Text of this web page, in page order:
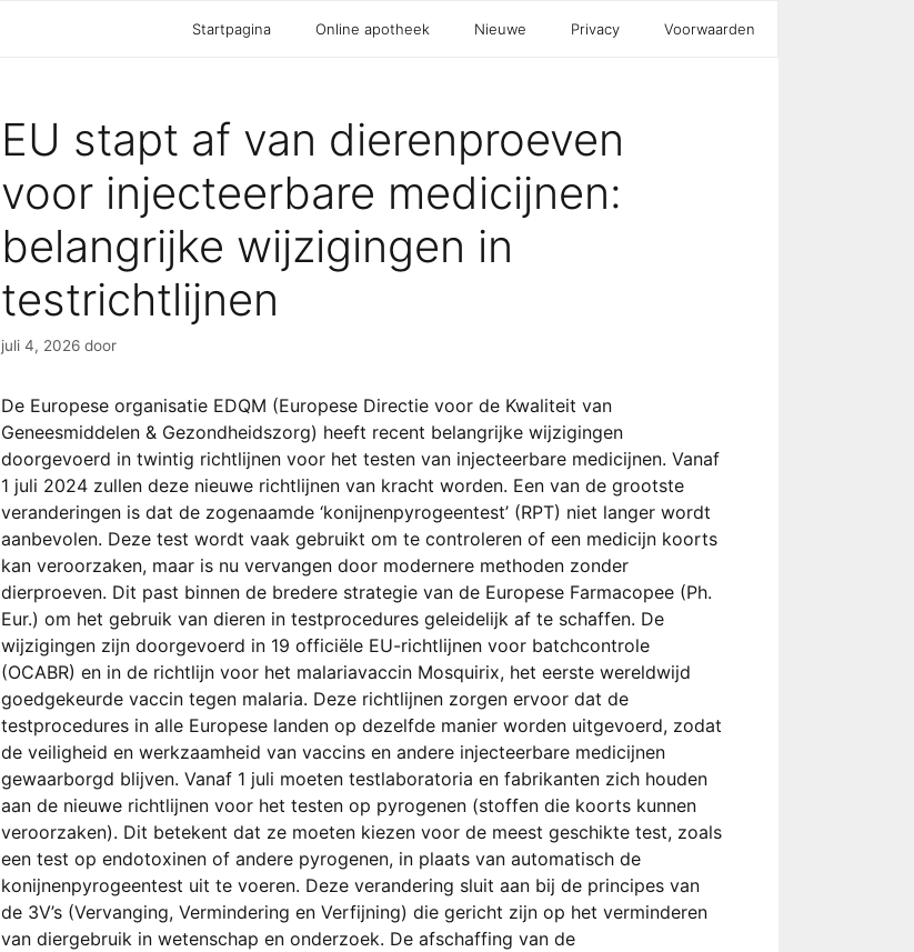
Startpagina Online apotheek Nieuwe Privacy Voorwaarden
EU stapt af van dierenproeven
voor injecteerbare medicijnen:
belangrijke wijzigingen in
testrichtlijnen
juli 4, 2026 door
De Europese organisatie EDQM (Europese Directie voor de Kwaliteit van
Geneesmiddelen & Gezondheidszorg) heeft recent belangrijke wijzigingen
doorgevoerd in twintig richtlijnen voor het testen van injecteerbare medicijnen. Vanaf
1 juli 2024 zullen deze nieuwe richtlijnen van kracht worden. Een van de grootste
veranderingen is dat de zogenaamde ‘konijnenpyrogeentest’ (RPT) niet langer wordt
aanbevolen. Deze test wordt vaak gebruikt om te controleren of een medicijn koorts
kan veroorzaken, maar is nu vervangen door modernere methoden zonder
dierproeven. Dit past binnen de bredere strategie van de Europese Farmacopee (Ph.
Eur.) om het gebruik van dieren in testprocedures geleidelijk af te schaffen. De
wijzigingen zijn doorgevoerd in 19 officiële EU-richtlijnen voor batchcontrole
(OCABR) en in de richtlijn voor het malariavaccin Mosquirix, het eerste wereldwijd
goedgekeurde vaccin tegen malaria. Deze richtlijnen zorgen ervoor dat de
testprocedures in alle Europese landen op dezelfde manier worden uitgevoerd, zodat
de veiligheid en werkzaamheid van vaccins en andere injecteerbare medicijnen
gewaarborgd blijven. Vanaf 1 juli moeten testlaboratoria en fabrikanten zich houden
aan de nieuwe richtlijnen voor het testen op pyrogenen (stoffen die koorts kunnen
veroorzaken). Dit betekent dat ze moeten kiezen voor de meest geschikte test, zoals
een test op endotoxinen of andere pyrogenen, in plaats van automatisch de
konijnenpyrogeentest uit te voeren. Deze verandering sluit aan bij de principes van
de 3V’s (Vervanging, Vermindering en Verfijning) die gericht zijn op het verminderen
van diergebruik in wetenschap en onderzoek. De afschaffing van de